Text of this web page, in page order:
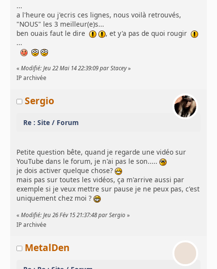
...
a l'heure ou j'ecris ces lignes, nous voilà retrouvés,
"NOUS" les 3 meilleur(e)s...
ben ouais faut le dire
, et y'a pas de quoi rougir
...
«Modifié: Jeu 22 Mai 14 22:39:09 par Stacey»
IP archivée
Sergio
Re : Site / Forum
Petite question bête, quand je regarde une vidéo sur
YouTube dans le forum, je n'ai pas le son.....
je dois activer quelque chose?
mais pas sur toutes les vidéos, ça m'arrive aussi par
exemple si je veux mettre sur pause je ne peux pas, c'est
uniquement chez moi ?
«Modifié: Jeu 26 Fév 15 21:37:48 par Sergio »
IP archivée
MetalDen